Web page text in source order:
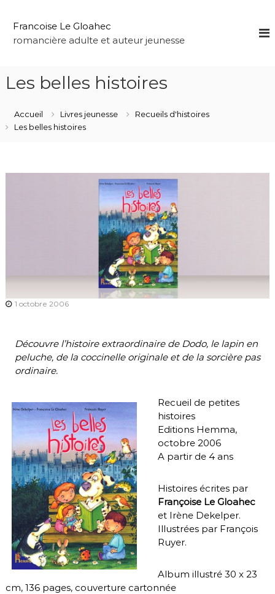
Francoise Le Gloahec
romancière adulte et auteur jeunesse
Les belles histoires
Accueil Livres jeunesse
Recueils d'histoires
Les belles histoires
1 octobre 2006
Découvre l’histoire extraordinaire de Dodo, le lapin en
peluche, de la coccinelle originale et de la sorcière pas
ordinaire.
Recueil de petites
histoires
Editions Hemma,
octobre 2006
A partir de 4 ans
Histoires écrites par
Françoise Le Gloahec
et Irène Dekelper.
Illustrées par François
Ruyer.
Album illustré 30 x 23
cm, 136 pages, couverture cartonnée